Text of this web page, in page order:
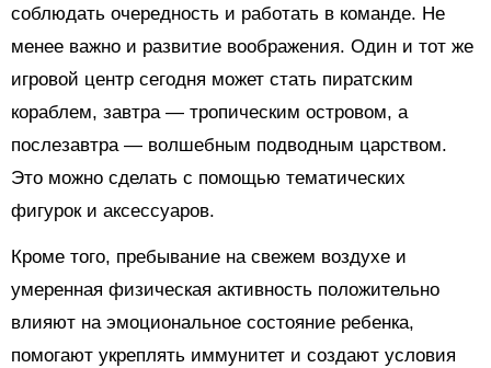
соблюдать очередность и работать в команде. Не
менее важно и развитие воображения. Один и тот же
игровой центр сегодня может стать пиратским
кораблем, завтра — тропическим островом, а
послезавтра — волшебным подводным царством.
Это можно сделать с помощью тематических
фигурок и аксессуаров.
Кроме того, пребывание на свежем воздухе и
умеренная физическая активность положительно
влияют на эмоциональное состояние ребенка,
помогают укреплять иммунитет и создают условия